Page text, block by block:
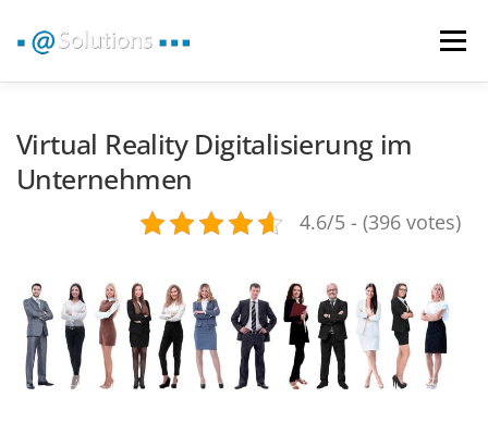
Inhalt
springen
Menü
KONTAKT
Virtual Reality Digitalisierung im
Unternehmen
4.6/5 - (396 votes)